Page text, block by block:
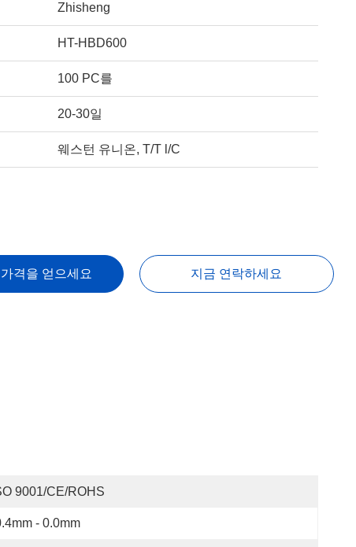
Zhisheng
HT-HBD600
100 PC를
20-30일
웨스턴 유니온, T/T l/C
격을 얻으세요 지금 연락하세요
9001/CE/ROHS
- 0.0mm